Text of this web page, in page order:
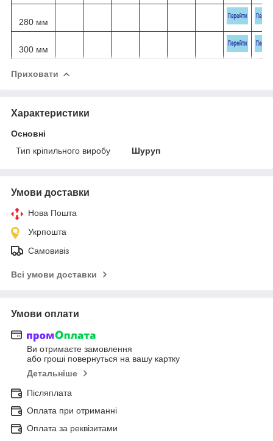
280 мм
300 мм
Приховати
Характеристики
Основні
Тип кріпильного виробу
Шуруп
Умови доставки
Нова Пошта
Укрпошта
Самовивіз
Всі умови доставки
Умови оплати
Ви отримаєте замовлення
або гроші повернуться на вашу картку
Детальніше
Післяплата
Оплата при отриманні
Оплата за реквізитами